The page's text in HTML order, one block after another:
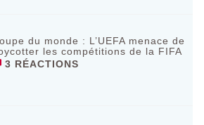
du monde : L’UEFA menace de
les compétitions de la FIFA
3 RÉACTIONS